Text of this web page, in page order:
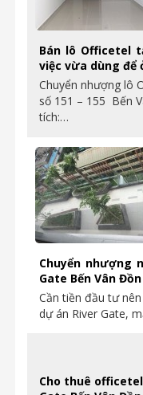
Bán lô Officetel
việc vừa dùng để
Chuyển nhượng lô
số 151 – 155 Bến
tích:…
Chuyển nhượng
Gate Bến Vân Đồn
Cần tiền đầu tư
dự án River Gate,
Cho thuê